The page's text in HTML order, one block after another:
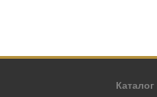
Каталог